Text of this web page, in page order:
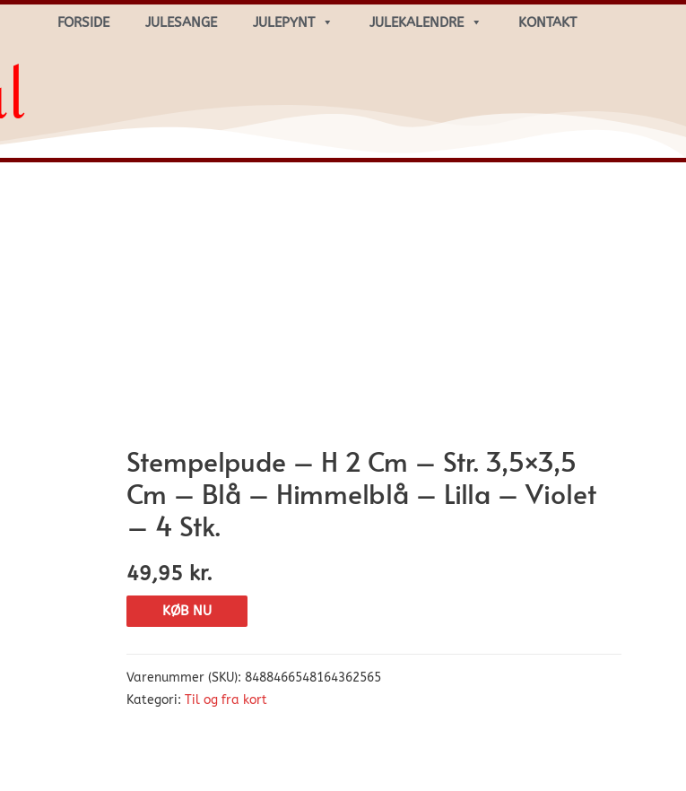
FORSIDE JULESANGE JULEPYNT JULEKALENDRE KONTAKT
Stempelpude – H 2 Cm – Str. 3,5×3,5
Cm – Blå – Himmelblå – Lilla – Violet
– 4 Stk.
49,95 kr.
KØB NU
Varenummer (SKU): 8488466548164362565
Kategori: Til og fra kort